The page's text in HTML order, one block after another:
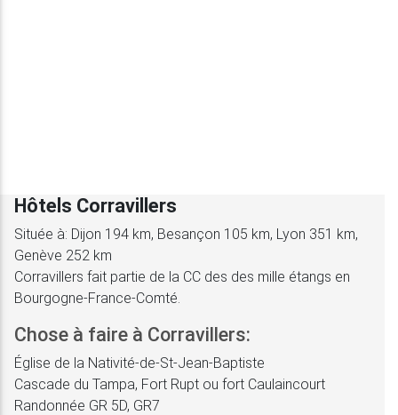
Hôtels Corravillers
Située à: Dijon 194 km, Besançon 105 km, Lyon 351 km,
Genève 252 km
Corravillers fait partie de la CC des des mille étangs en
Bourgogne-France-Comté.
Chose à faire à Corravillers:
Église de la Nativité-de-St-Jean-Baptiste
Cascade du Tampa, Fort Rupt ou fort Caulaincourt
Randonnée GR 5D, GR7